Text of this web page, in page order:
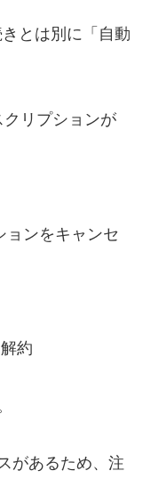
とは別に「自動
リプションが
ンをキャンセ
約
があるため、注